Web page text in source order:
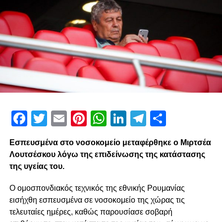
απορροφημένος με τις σκέψεις του αγώνα που πέρασε, με την
ανάλυση αυτού που συνέβη.
– Πολλοί λένε ότι σύντομα θα αναλάβετε διοικητική θέση στην ΠΑΕ
ΠΑΟΚ. Είναι αλήθεια;
Αφήστε τους να μιλάνε.
ADVERTISEMENT
– Πολύ συχνά απευθύνετε μέσω των social media μηνύματα στον
κόσμο. Ποιά είναι η σχέση σας μαζί του;
Επειδή το μεγαλύτερο μέρος του χρόνου το περνάω έξω από την
Ελλάδα και δεν έχω ζωντανή επαφή με τον κόσμο του ΠΑΟΚ, τα
social media είναι η δυνατότητα να δημιουργήσω και να κρατήσω
Facebook
Twitter
EmailPinterest
WhatsApp
LinkedInTelegram
Εσπευσμένα στο νοσοκομείο μεταφέρθηκε ο Μιρτσέα
Λουτσέσκου λόγω της επιδείνωσης της κατάστασης
της υγείας του.
Ο ομοσπονδιακός τεχνικός της εθνικής Ρουμανίας
εισήχθη εσπευσμένα σε νοσοκομείο της χώρας τις
τελευταίες ημέρες, καθώς παρουσίασε σοβαρή